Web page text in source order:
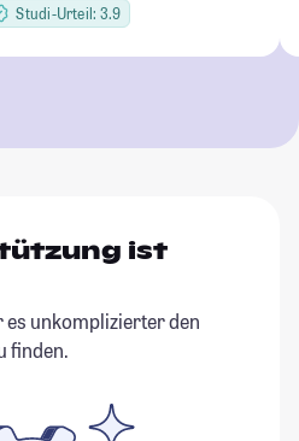
Studi-Urteil: 3.9
ist
unkomplizierter den
finden.